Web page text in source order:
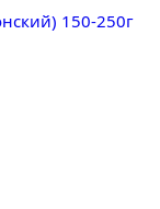
150-250г